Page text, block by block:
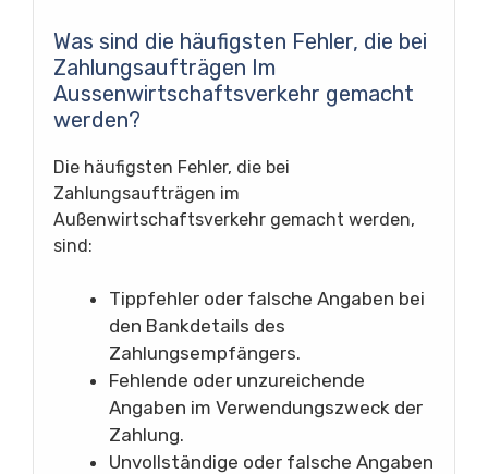
Was sind die häufigsten Fehler, die bei
Zahlungsaufträgen Im
Aussenwirtschaftsverkehr gemacht
werden?
Die häufigsten Fehler, die bei
Zahlungsaufträgen im
Außenwirtschaftsverkehr gemacht werden,
sind:
Tippfehler oder falsche Angaben bei
den Bankdetails des
Zahlungsempfängers.
Fehlende oder unzureichende
Angaben im Verwendungszweck der
Zahlung.
Unvollständige oder falsche Angaben